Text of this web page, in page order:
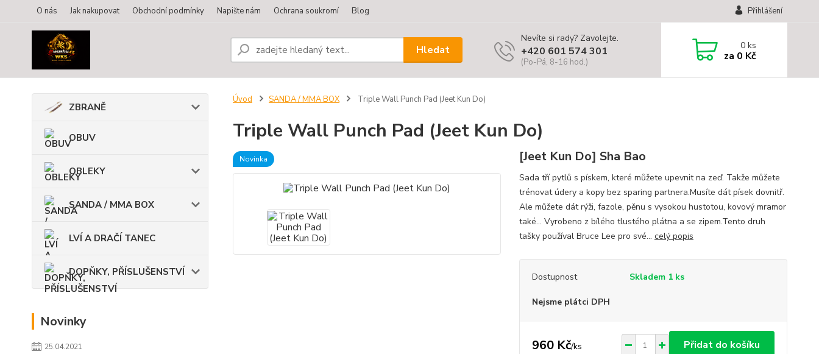
O nás Jak nakupovat Obchodní podmínky Napište nám Ochrana soukromí Blog Přihlášení
Hledat
Nevíte si rady? Zavolejte.
+420 601 574 301
(Po-Pá, 8-16 hod.)
0ks
za 0 Kč
ZBRANĚ
OBUV
OBLEKY
SANDA / MMA BOX
LVÍ A DRAČÍ TANEC
DOPŇKY, PŘÍSLUŠENSTVÍ
Novinky
25.04.2021
Úvod SANDA / MMA BOX Triple Wall Punch Pad (Jeet Kun Do)
Triple Wall Punch Pad (Jeet Kun Do)
Novinka [Jeet Kun Do] Sha Bao
Sada tří pytlů s pískem, které můžete upevnit na zeď. Takže můžete
trénovat údery a kopy bez sparing partnera.Musíte dát písek dovnitř.
Ale můžete dát rýži, fazole, pěnu s vysokou hustotou, kovový mramor
také... Vyrobeno z bílého tlustého plátna a se zipem.Tento druh
tašky používal Bruce Lee pro své... celý popis
Dostupnost Skladem 1 ks
Nejsme plátci DPH
960 Kč/ks Přidat do košíku